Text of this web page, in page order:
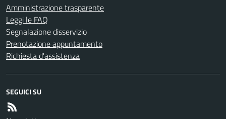
Amministrazione trasparente
Leggi le FAQ
Segnalazione disservizio
Prenotazione appuntamento
Richiesta d'assistenza
SEGUICI SU